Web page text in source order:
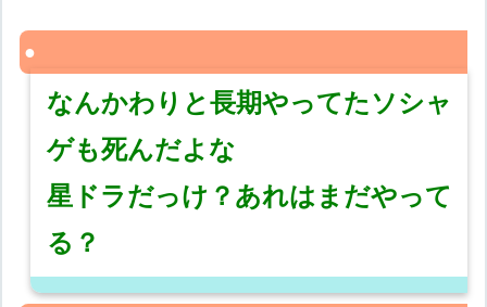
なんかわりと長期やってたソシャ
ゲも死んだよな
星ドラだっけ？あれはまだやって
る？